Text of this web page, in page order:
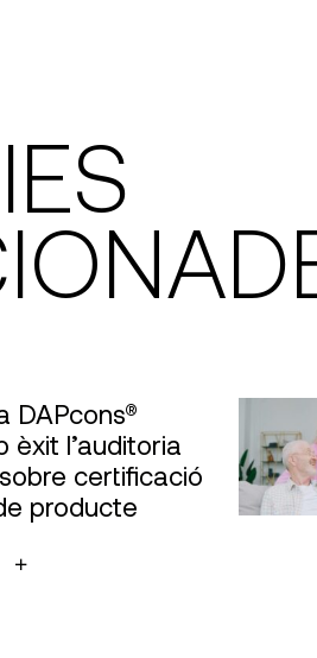
DAPcons®
èxit l’auditoria
certificació
producte